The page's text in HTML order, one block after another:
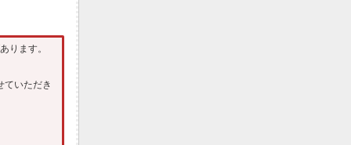
ります。
ていただき